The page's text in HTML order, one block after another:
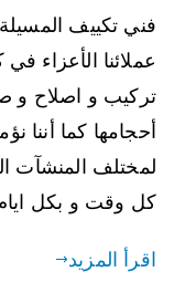
فني تكييف
عملائنا الأعزاء
تركيب و اصلاح و
أحجامها كما أننا
لمختلف المنشآت
كل وقت و بكل ايام
اقرأ المزيد